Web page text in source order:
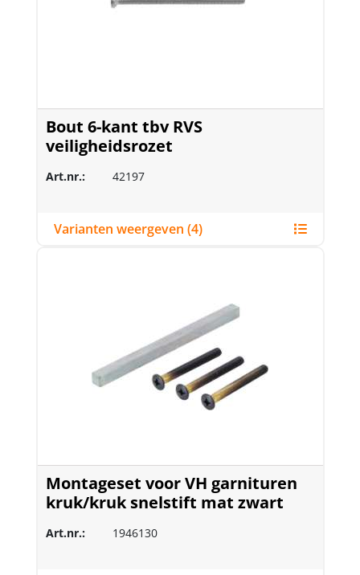
Bout 6-kant tbv RVS
veiligheidsrozet
Art.nr.: 42197
Varianten weergeven (4)
Montageset voor VH garnituren
kruk/kruk snelstift mat zwart
Art.nr.: 1946130